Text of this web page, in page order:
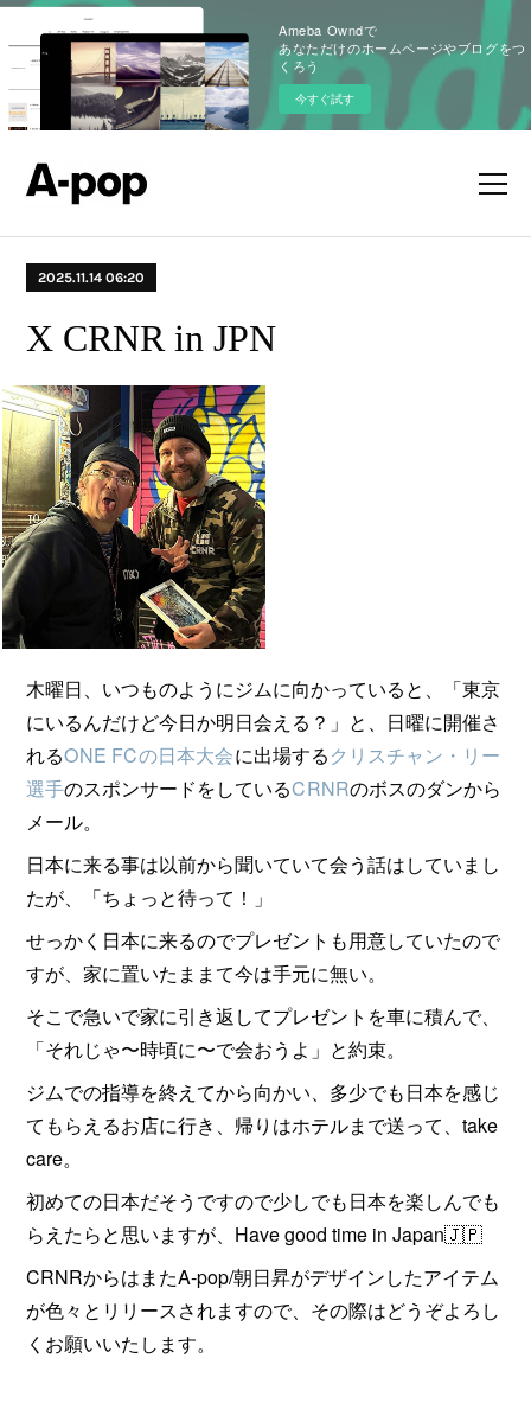
Ameba Owndで
あなただけのホームページやブログをつ
くろう
今すぐ試す
2025.11.14 06:20
X CRNR in JPN
木曜日、いつものようにジムに向かっていると、「東京
にいるんだけど今日か明日会える？」と、日曜に開催さ
れるONE FCの日本大会に出場するクリスチャン・リー
選手のスポンサードをしているCRNRのボスのダンから
メール。
日本に来る事は以前から聞いていて会う話はしていまし
たが、「ちょっと待って！」
せっかく日本に来るのでプレゼントも用意していたので
すが、家に置いたままて今は手元に無い。
そこで急いで家に引き返してプレゼントを車に積んで、
「それじゃ〜時頃に〜で会おうよ」と約束。
ジムでの指導を終えてから向かい、多少でも日本を感じ
てもらえるお店に行き、帰りはホテルまで送って、take
care。
初めての日本だそうですので少しでも日本を楽しんでも
らえたらと思いますが、Have good time in Japan🇯🇵
CRNRからはまたA-pop/朝日昇がデザインしたアイテム
が色々とリリースされますので、その際はどうぞよろし
くお願いいたします。